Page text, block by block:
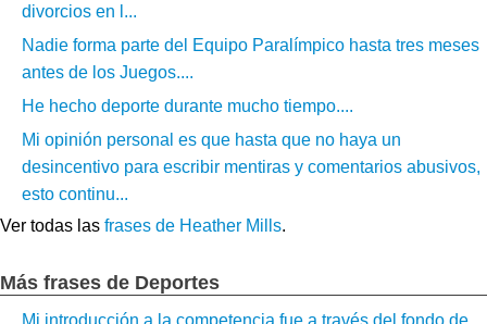
divorcios en l...
Nadie forma parte del Equipo Paralímpico hasta tres meses
antes de los Juegos....
He hecho deporte durante mucho tiempo....
Mi opinión personal es que hasta que no haya un
desincentivo para escribir mentiras y comentarios abusivos,
esto continu...
Ver todas las frases de Heather Mills.
Más frases de Deportes
Mi introducción a la competencia fue a través del fondo de